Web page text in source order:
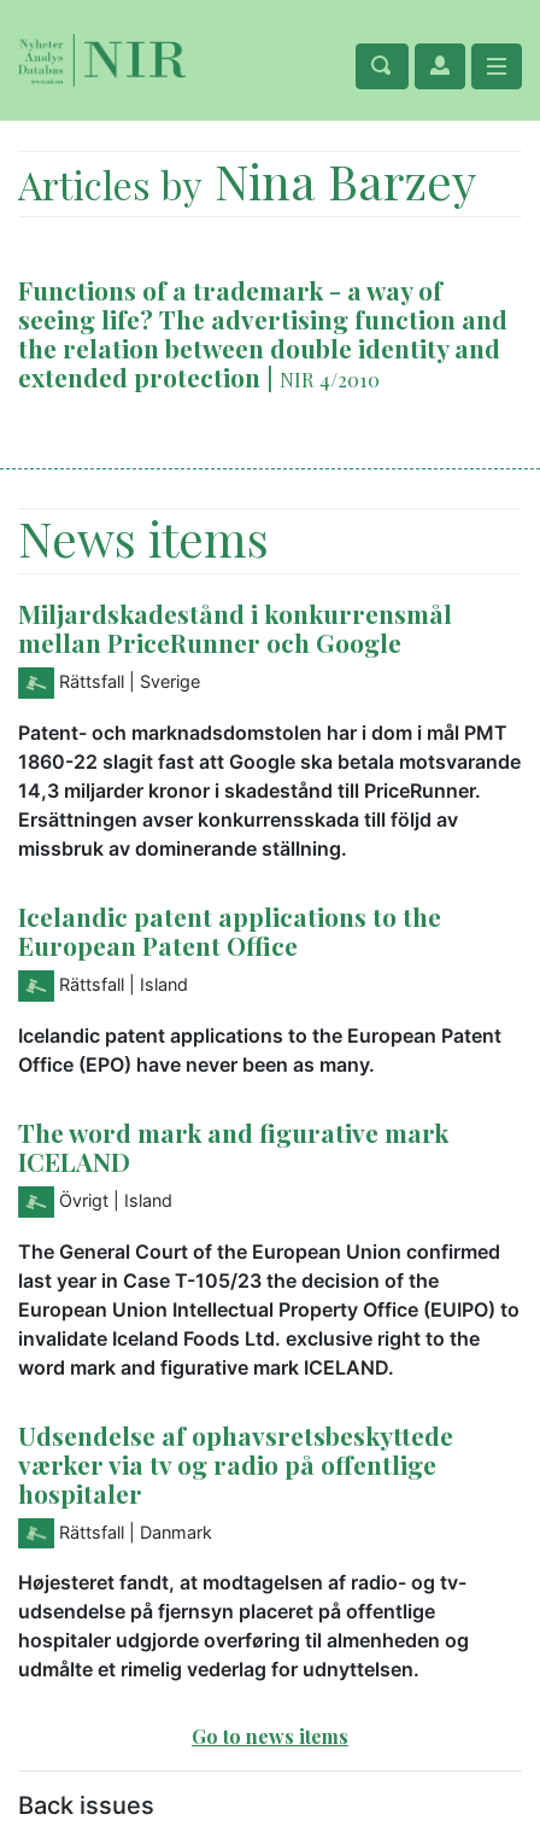
Articles by Nina Barzey
Functions of a trademark - a way of
seeing life? The advertising function and
the relation between double identity and
extended protection | NIR 4/2010
News items
Miljardskadestånd i konkurrensmål
mellan PriceRunner och Google
Rättsfall | Sverige
Patent- och marknadsdomstolen har i dom i mål PMT
1860-22 slagit fast att Google ska betala motsvarande
14,3 miljarder kronor i skadestånd till PriceRunner.
Ersättningen avser konkurrensskada till följd av
missbruk av dominerande ställning.
Icelandic patent applications to the
European Patent Office
Rättsfall | Island
Icelandic patent applications to the European Patent
Office (EPO) have never been as many.
The word mark and figurative mark
ICELAND
Övrigt | Island
The General Court of the European Union confirmed
last year in Case T-105/23 the decision of the
European Union Intellectual Property Office (EUIPO) to
invalidate Iceland Foods Ltd. exclusive right to the
word mark and figurative mark ICELAND.
Udsendelse af ophavsretsbeskyttede
værker via tv og radio på offentlige
hospitaler
Rättsfall | Danmark
Højesteret fandt, at modtagelsen af radio- og tv-
udsendelse på fjernsyn placeret på offentlige
hospitaler udgjorde overføring til almenheden og
udmålte et rimelig vederlag for udnyttelsen.
Go to news items
Back issues